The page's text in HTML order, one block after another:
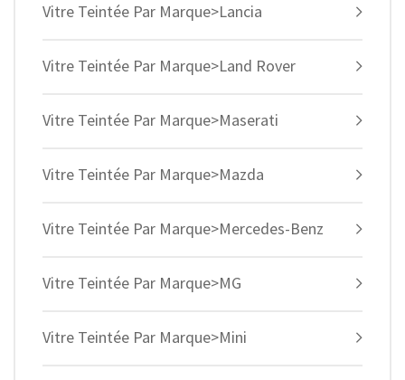
Vitre Teintée Par Marque>Lancia
Vitre Teintée Par Marque>Land Rover
Vitre Teintée Par Marque>Maserati
Vitre Teintée Par Marque>Mazda
Vitre Teintée Par Marque>Mercedes-Benz
Vitre Teintée Par Marque>MG
Vitre Teintée Par Marque>Mini